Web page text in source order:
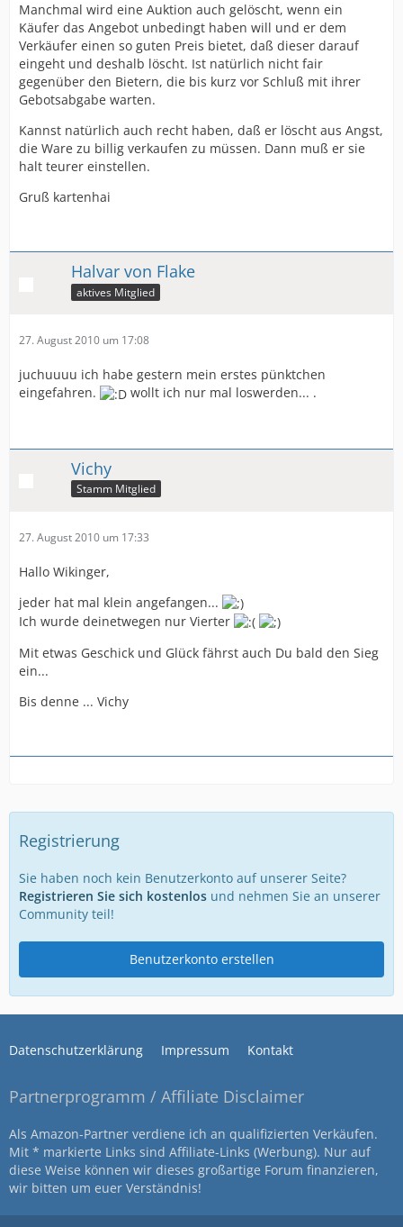
Manchmal wird eine Auktion auch gelöscht, wenn ein
Käufer das Angebot unbedingt haben will und er dem
Verkäufer einen so guten Preis bietet, daß dieser darauf
eingeht und deshalb löscht. Ist natürlich nicht fair
gegenüber den Bietern, die bis kurz vor Schluß mit ihrer
Gebotsabgabe warten.
Kannst natürlich auch recht haben, daß er löscht aus Angst,
die Ware zu billig verkaufen zu müssen. Dann muß er sie
halt teurer einstellen.
Gruß kartenhai
Halvar von Flake
aktives Mitglied
27. August 2010 um 17:08
juchuuuu ich habe gestern mein erstes pünktchen
eingefahren.
wollt ich nur mal loswerden... .
Vichy
Stamm Mitglied
27. August 2010 um 17:33
Hallo Wikinger,
jeder hat mal klein angefangen...
Ich wurde deinetwegen nur Vierter
Mit etwas Geschick und Glück fährst auch Du bald den Sieg
ein...
Bis denne ... Vichy
Registrierung
Sie haben noch kein Benutzerkonto auf unserer Seite?
Registrieren Sie sich kostenlos und nehmen Sie an unserer
Community teil!
Benutzerkonto erstellen
Datenschutzerklärung Impressum Kontakt
Partnerprogramm / Affiliate Disclaimer
Als Amazon-Partner verdiene ich an qualifizierten Verkäufen.
Mit * markierte Links sind Affiliate-Links (Werbung). Nur auf
diese Weise können wir dieses großartige Forum finanzieren,
wir bitten um euer Verständnis!